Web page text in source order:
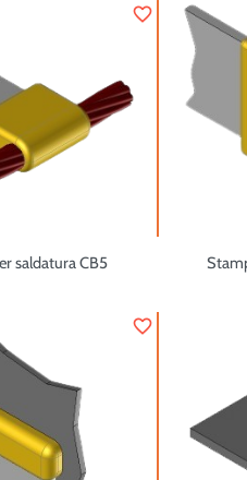
saldatura CB5
favorite_border
favorite_border